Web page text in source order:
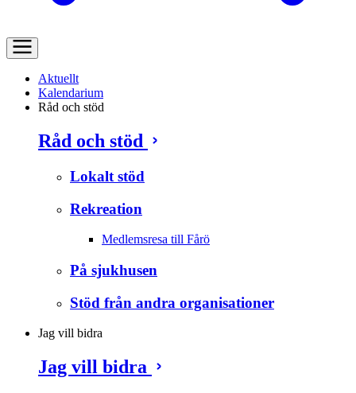
Aktuellt
Kalendarium
Råd och stöd
Råd och stöd
Lokalt stöd
Rekreation
Medlemsresa till Fårö
På sjukhusen
Stöd från andra organisationer
Jag vill bidra
Jag vill bidra